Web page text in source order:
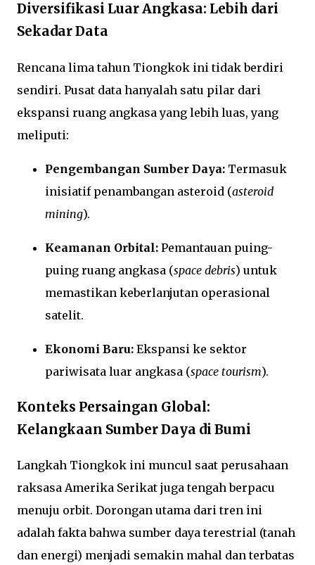
Diversifikasi Luar Angkasa: Lebih dari
Sekadar Data
Rencana lima tahun Tiongkok ini tidak berdiri
sendiri. Pusat data hanyalah satu pilar dari
ekspansi ruang angkasa yang lebih luas, yang
meliputi:
Pengembangan Sumber Daya: Termasuk
inisiatif penambangan asteroid (asteroid
mining).
Keamanan Orbital: Pemantauan puing-
puing ruang angkasa (space debris) untuk
memastikan keberlanjutan operasional
satelit.
Ekonomi Baru: Ekspansi ke sektor
pariwisata luar angkasa (space tourism).
Konteks Persaingan Global:
Kelangkaan Sumber Daya di Bumi
Langkah Tiongkok ini muncul saat perusahaan
raksasa Amerika Serikat juga tengah berpacu
menuju orbit. Dorongan utama dari tren ini
adalah fakta bahwa sumber daya terestrial (tanah
dan energi) menjadi semakin mahal dan terbatas